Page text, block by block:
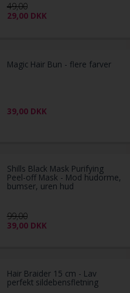
49,00
29,00 DKK
Magic Hair Bun - flere farver
39,00 DKK
Shills Black Mask Purifying
Peel-off Mask - Mod hudorme,
bumser, uren hud
99,00
39,00 DKK
Hair Braider 15 cm - Lav
perfekt sildebensfletning